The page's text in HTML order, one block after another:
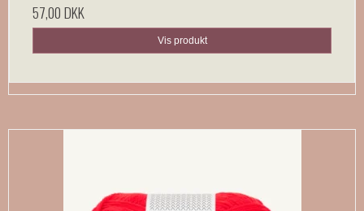
57,00 DKK
Vis produkt